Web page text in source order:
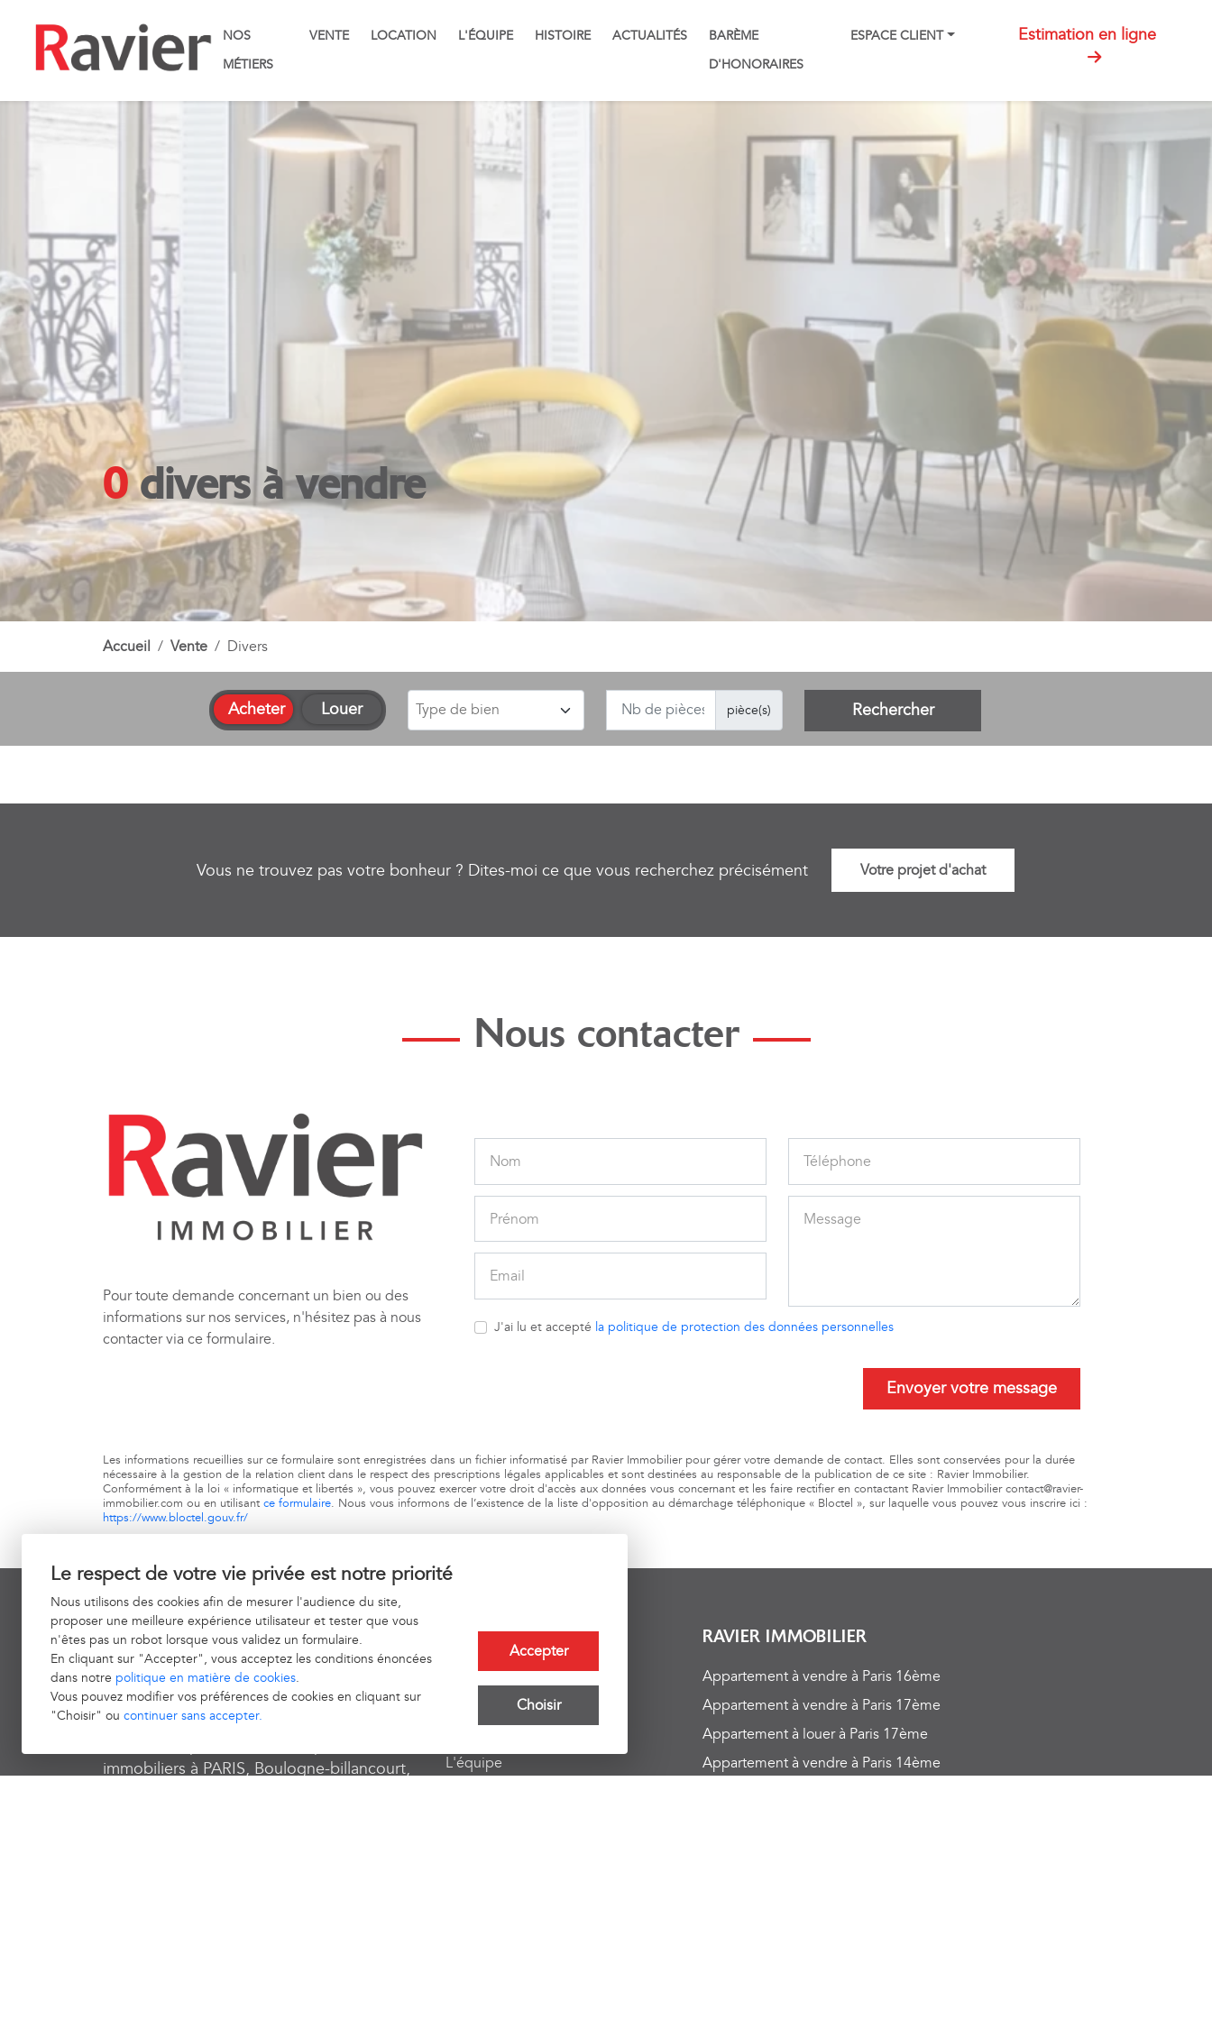
Le respect de votre vie privée est notre priorité
Nous utilisons des cookies afin de mesurer l'audience du site,
proposer une meilleure expérience utilisateur et tester que vous
n'êtes pas un robot lorsque vous validez un formulaire.
En cliquant sur "Accepter", vous acceptez les conditions énoncées
dans notre politique en matière de cookies.
Vous pouvez modifier vos préférences de cookies en cliquant sur
"Choisir" ou continuer sans accepter.
Accepter
Choisir
NOS
MÉTIERS
VENTE LOCATION L'ÉQUIPE HISTOIRE ACTUALITÉS
BARÈME
D'HONORAIRES
ESPACE CLIENT Estimation en ligne
0 divers à vendre
Accueil Vente Divers
Acheter
pièce(s) Rechercher
Vous ne trouvez pas votre bonheur ? Dites-moi ce que vous recherchez précisément Votre projet d'achat
Nous contacter
Pour toute demande concernant un bien ou des
informations sur nos services, n'hésitez pas à nous
contacter via ce formulaire.
J'ai lu et accepté la politique de protection des données personnelles
Envoyer votre message
Les informations recueillies sur ce formulaire sont enregistrées dans un fichier informatisé par Ravier Immobilier pour gérer votre demande de contact. Elles sont conservées pour la durée
nécessaire à la gestion de la relation client dans le respect des prescriptions légales applicables et sont destinées au responsable de la publication de ce site : Ravier Immobilier.
Conformément à la loi « informatique et libertés », vous pouvez exercer votre droit d'accès aux données vous concernant et les faire rectifier en contactant Ravier Immobilier contact@ravier-
immobilier.com ou en utilisant ce formulaire. Nous vous informons de l’existence de la liste d'opposition au démarchage téléphonique « Bloctel », sur laquelle vous pouvez vous inscrire ici :
https://www.bloctel.gouv.fr/
Ravier Immobilier
Ravier Immobilier vous présente son site
internet immobilier et vous propose de
immobiliers à PARIS, Boulogne-billancourt,
LIENS UTILES
Nos métiers
L'équipe
RAVIER IMMOBILIER
Appartement à vendre à Paris 16ème
Appartement à vendre à Paris 17ème
Appartement à louer à Paris 17ème
Appartement à vendre à Paris 14ème